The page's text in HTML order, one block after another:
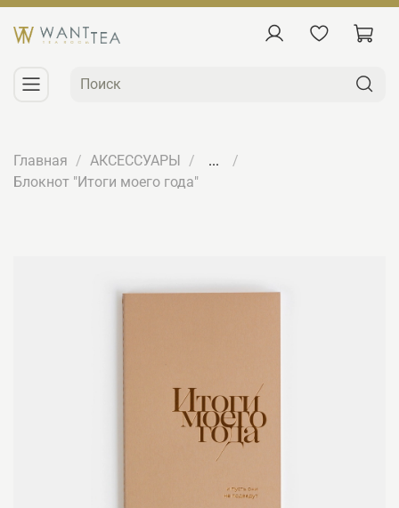
Главная АКСЕССУАРЫ
...
Блокнот "Итоги моего года"